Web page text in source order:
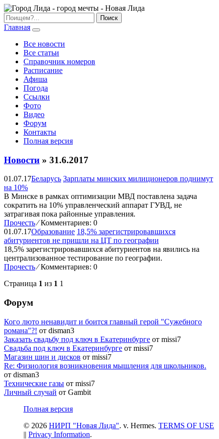
Главная
Все новости
Все статьи
Справочник номеров
Расписание
Афиша
Погода
Ссылки
Фото
Видео
Форум
Контакты
Полная версия
Новости » 31.6.2017
01.07.17Беларусь Зарплаты минских милиционеров поднимут
на 10%
В Минске в рамках оптимизации МВД поставлена задача
сократить на 10% управленческий аппарат ГУВД, не
затрагивая пока районные управления.
Прочесть ⁄Комментариев: 0
01.07.17Образование 18,5% зарегистрировавшихся
абитуриентов не пришли на ЦТ по географии
18,5% зарегистрировавшихся абитуриентов на явились на
централизованное тестирование по географии.
Прочесть ⁄Комментариев: 0
Страница 1 из 1 1
Форум
Кого люто ненавидит и боится главный герой "Сужебного
романа"?! от disman3
Заказать свадьбу под ключ в Екатеринбурге от missi7
Cвадьба под ключ в Екатеринбурге от missi7
Магазин шин и дисков от missi7
Re: Физиология возникновения мышления для школьников.
от disman3
Технические газы от missi7
Личный случай от Gambit
Полная версия
© 2026 НИРП "Новая Лида". v. Hermes. TERMS OF USE
|| Privacy Information.